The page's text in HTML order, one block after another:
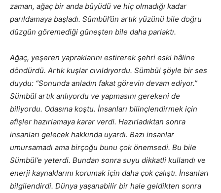
zaman, ağaç bir anda büyüdü ve hiç olmadığı kadar
parıldamaya başladı. Sümbül’ün artık yüzünü bile doğru
düzgün göremediği güneşten bile daha parlaktı.
Ağaç, yeşeren yapraklarını estirerek şehri eski hâline
döndürdü. Artık kuşlar cıvıldıyordu. Sümbül şöyle bir ses
duydu: “Sonunda anladın fakat görevin devam ediyor.”
Sümbül artık anlıyordu ve yapmasını gerekeni de
biliyordu. Odasına koştu. İnsanları bilinçlendirmek için
afişler hazırlamaya karar verdi. Hazırladıktan sonra
insanları gelecek hakkında uyardı. Bazı insanlar
umursamadı ama birçoğu bunu çok önemsedi. Bu bile
Sümbül’e yeterdi. Bundan sonra suyu dikkatli kullandı ve
enerji kaynaklarını korumak için daha çok çalıştı. İnsanları
bilgilendirdi. Dünya yaşanabilir bir hale geldikten sonra